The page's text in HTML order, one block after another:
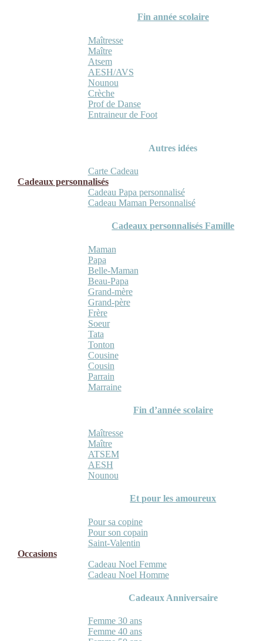
Fin année scolaire
Maîtresse
Maître
Atsem
AESH/AVS
Nounou
Crèche
Prof de Danse
Entraineur de Foot
Autres idées
Carte Cadeau
Cadeaux personnalisés
Cadeau Papa personnalisé
Cadeau Maman Personnalisé
Cadeaux personnalisés Famille
Maman
Papa
Belle-Maman
Beau-Papa
Grand-mère
Grand-père
Frère
Soeur
Tata
Tonton
Cousine
Cousin
Parrain
Marraine
Fin d’année scolaire
Maîtresse
Maître
ATSEM
AESH
Nounou
Et pour les amoureux
Pour sa copine
Pour son copain
Saint-Valentin
Occasions
Cadeau Noel Femme
Cadeau Noel Homme
Cadeaux Anniversaire
Femme 30 ans
Femme 40 ans